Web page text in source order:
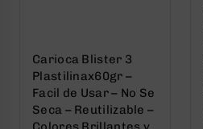
Carioca Blister 3
Plastilinax60gr –
Facil de Usar – No Se
Seca – Reutilizable –